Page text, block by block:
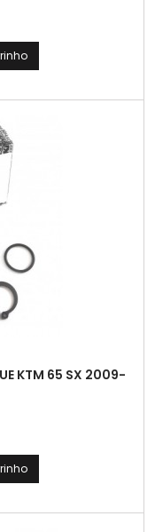
KTM 65 SX 2009-